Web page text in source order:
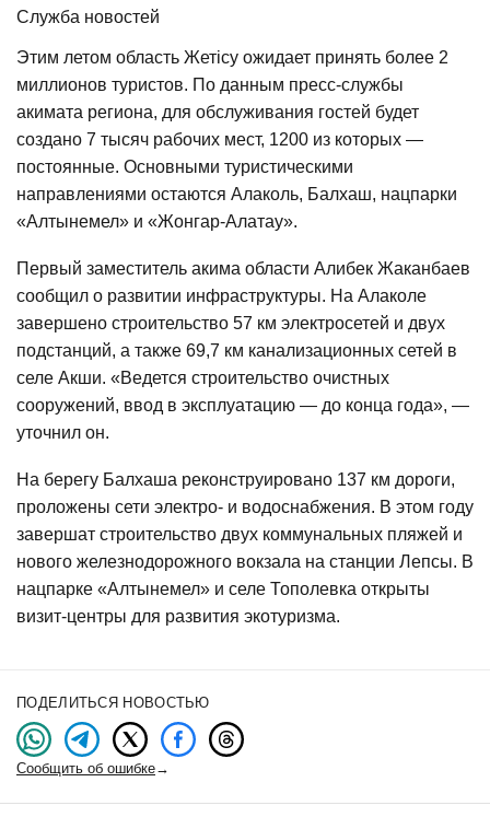
Служба новостей
Этим летом область Жетісу ожидает принять более 2
миллионов туристов. По данным пресс-службы
акимата региона, для обслуживания гостей будет
создано 7 тысяч рабочих мест, 1200 из которых —
постоянные. Основными туристическими
направлениями остаются Алаколь, Балхаш, нацпарки
«Алтынемел» и «Жонгар-Алатау».
Первый заместитель акима области Алибек Жаканбаев
сообщил о развитии инфраструктуры. На Алаколе
завершено строительство 57 км электросетей и двух
подстанций, а также 69,7 км канализационных сетей в
селе Акши. «Ведется строительство очистных
сооружений, ввод в эксплуатацию — до конца года», —
уточнил он.
На берегу Балхаша реконструировано 137 км дороги,
проложены сети электро- и водоснабжения. В этом году
завершат строительство двух коммунальных пляжей и
нового железнодорожного вокзала на станции Лепсы. В
нацпарке «Алтынемел» и селе Тополевка открыты
визит-центры для развития экотуризма.
ПОДЕЛИТЬСЯ НОВОСТЬЮ
Сообщить об ошибке→